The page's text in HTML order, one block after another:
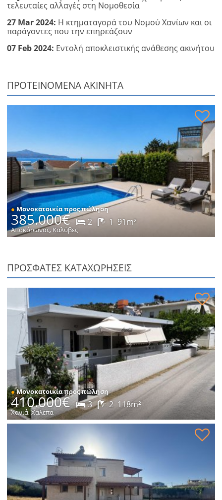
τελευταίες αλλαγές στη Νομοθεσία
27 Mar 2024: Η κτηματαγορά του Νομού Χανίων και οι
παράγοντες που την επηρεάζουν
07 Feb 2024: Εντολή αποκλειστικής ανάθεσης ακινήτου
ΠΡΟΤΕΙΝΌΜΕΝΑ ΑΚΊΝΗΤΑ
● Μονοκατοικία προς πώληση
385.000€ 2 1 91m²
Αποκόρωνας, Καλύβες
ΠΡΟΣΦΑΤΕΣ ΚΑΤΑΧΩΡΗΣΕΙΣ
Μονοκατοικία στη Χαλέπα προς πώληση
●Μονοκατοικία προς πώληση
410.000€ 3 2 118m²
Χανιά, Χαλεπα